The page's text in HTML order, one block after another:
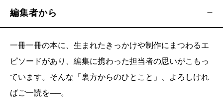
編集者から
一冊一冊の本に、生まれたきっかけや制作にまつわるエ
ピソードがあり、編集に携わった担当者の思いがこもっ
ています。そんな「裏方からのひとこと」、よろしけれ
ばご一読を──。